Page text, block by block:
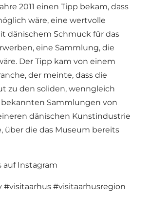
2011 einen Tipp bekam, dass
wäre, eine wertvolle
dänischem Schmuck für das
eine Sammlung, die
Der Tipp kam von einem
der meinte, dass die
zu den soliden, wenngleich
Sammlungen von
dänischen Kunstindustrie
über die das Museum bereits
auf Instagram
#visitaarhus #visitaarhusregion